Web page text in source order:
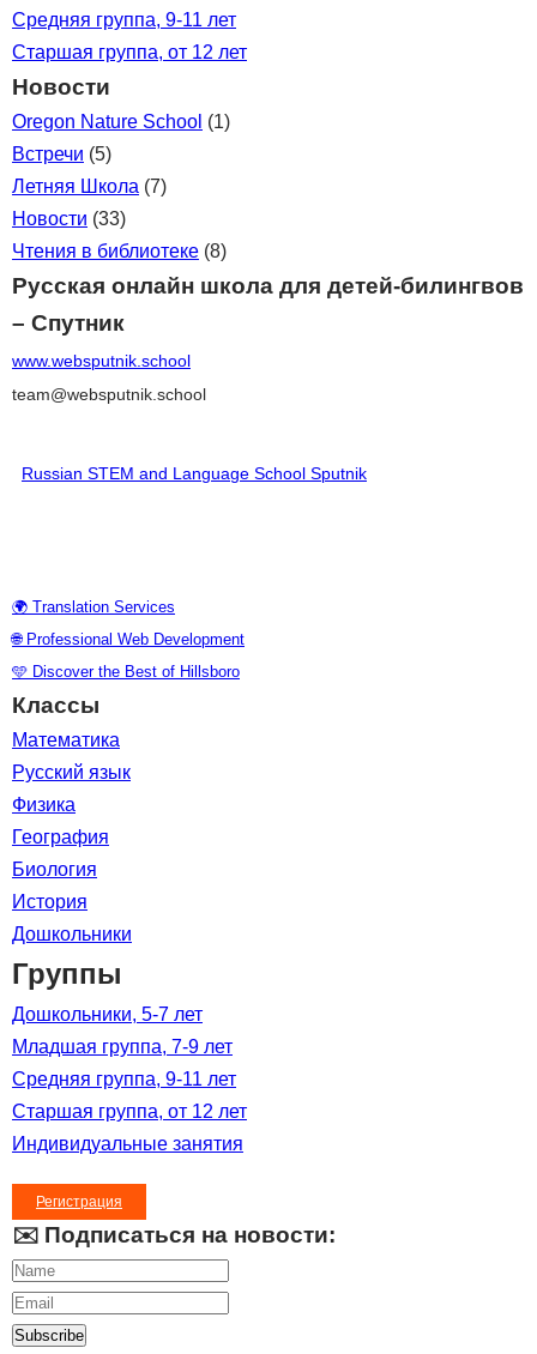
Средняя группа, 9-11 лет
Старшая группа, от 12 лет
Новости
Oregon Nature School (1)
Встречи (5)
Летняя Школа (7)
Новости (33)
Чтения в библиотеке (8)
Русская онлайн школа для детей-билингвов
– Спутник
www.websputnik.school
team@websputnik.school
Russian STEM and Language School Sputnik
🌍 Translation Services
🌐 Professional Web Development
🩵 Discover the Best of Hillsboro
Классы
Математика
Русский язык
Физика
География
Биология
История
Дошкольники
Группы
Дошкольники, 5-7 лет
Младшая группа, 7-9 лет
Средняя группа, 9-11 лет
Старшая группа, от 12 лет
Индивидуальные занятия
Регистрация
✉️ Подписаться на новости:
Subscribe